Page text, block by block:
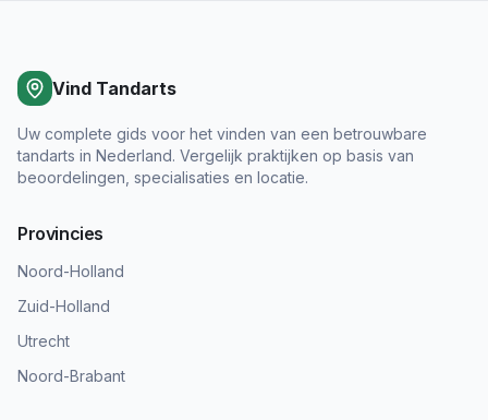
Vind Tandarts
Uw complete gids voor het vinden van een betrouwbare
tandarts in Nederland. Vergelijk praktijken op basis van
beoordelingen, specialisaties en locatie.
Provincies
Noord-Holland
Zuid-Holland
Utrecht
Noord-Brabant